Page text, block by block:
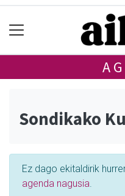
Sondikako
Ez dago ekitaldirik
agenda nagusia.